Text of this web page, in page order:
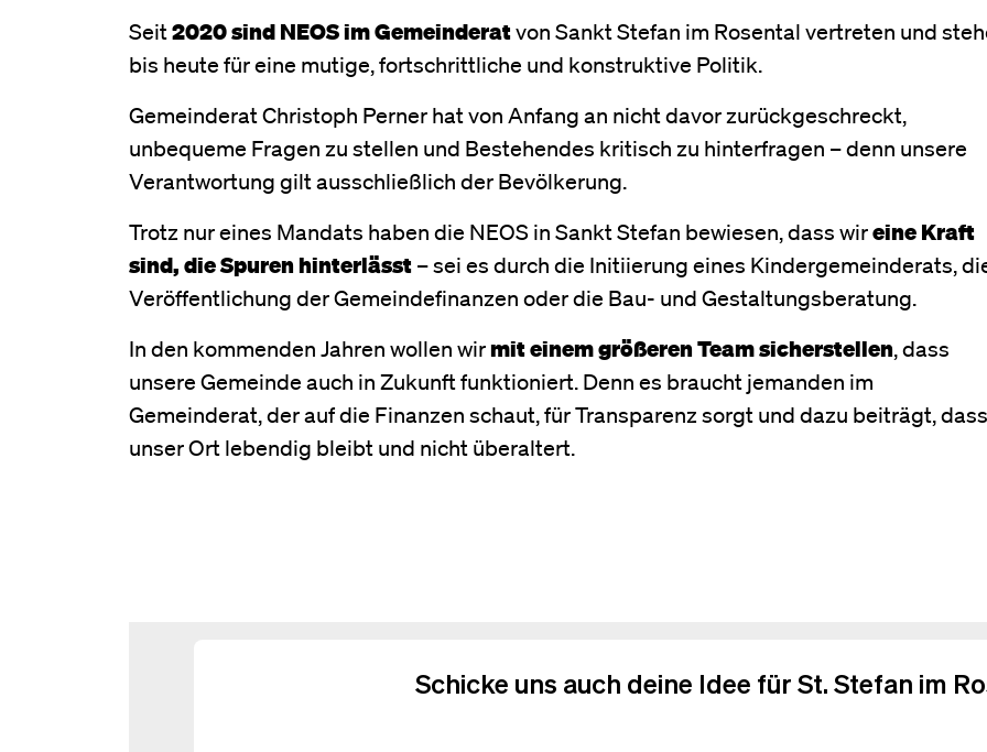
Seit2020 sind NEOS im Gemeinderatvon Sankt Stefan im Rosental vertreten und
bis heute für eine mutige, fortschrittliche und konstruktive Politik.
Gemeinderat Christoph Perner hat von Anfang an nicht davor zurückgeschreckt,
unbequeme Fragen zu stellen und Bestehendes kritisch zu hinterfragen – denn unsere
Verantwortung gilt ausschließlich der Bevölkerung.
Trotz nur eines Mandats haben die NEOS in Sankt Stefan bewiesen, dass wireine Kraft
sind, die Spuren hinterlässt– sei es durch die Initiierung eines Kindergemeinderats,
Veröffentlichung der Gemeindefinanzen oder die Bau- und Gestaltungsberatung.
In den kommenden Jahren wollen wirmit einem größeren Team sicherstellen, dass
unsere Gemeinde auch in Zukunft funktioniert. Denn es braucht jemanden im
Gemeinderat, der auf die Finanzen schaut, für Transparenz sorgt und dazu beiträgt, dass
unser Ort lebendig bleibt und nicht überaltert.